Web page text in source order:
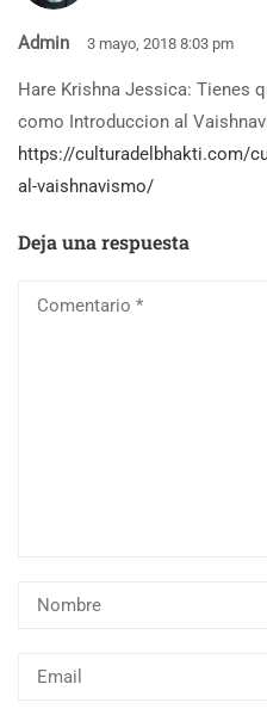
Admin 3 mayo, 2018 8:03 pm
Hare Krishna Jessica: Tienes
como Introduccion al
https://culturadelbhakti.com/
al-vaishnavismo/
Deja una respuesta